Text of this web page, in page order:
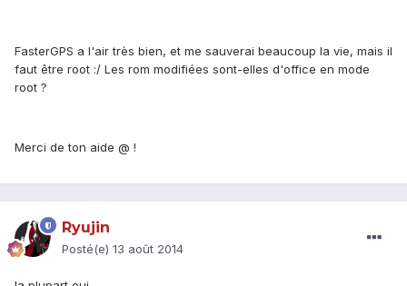
FasterGPS a l'air très bien, et me sauverai beaucoup la vie, mais il
faut être root :/ Les rom modifiées sont-elles d'office en mode
root ?
Merci de ton aide @ !
Ryujin
Posté(e) 13 août 2014